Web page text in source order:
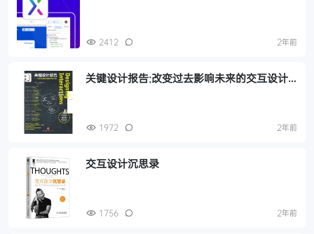
2412 2年前
关键设计报告:改变过去影响未来的交互设计
1972 2年前
交互设计沉思录
1756 2年前